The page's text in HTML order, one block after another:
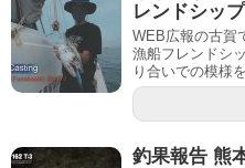
レンドシッ
WEB広報の古賀
漁船フレンドシ
り合いでの模様
釣果報告 熊